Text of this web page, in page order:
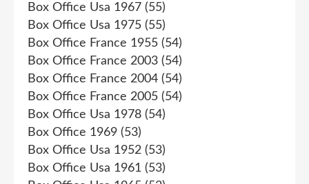
Box Office Usa 1967 (55)
Box Office Usa 1975 (55)
Box Office France 1955 (54)
Box Office France 2003 (54)
Box Office France 2004 (54)
Box Office France 2005 (54)
Box Office Usa 1978 (54)
Box Office 1969 (53)
Box Office Usa 1952 (53)
Box Office Usa 1961 (53)